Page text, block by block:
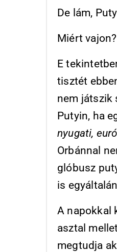
De lám,
Miért vajon?
E
tisztét
nem játszik
Putyin, ha
nyugati,
Orbánnal
glóbusz
is
A napokkal
asztal
megtudja